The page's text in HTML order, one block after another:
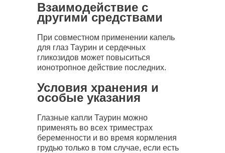
Взаимодействие с
другими средствами
При совместном применении капель
для глаз Таурин и сердечных
гликозидов может повыситься
ионотропное действие последних.
Условия хранения и
особые указания
Глазные капли Таурин можно
применять во всех триместрах
беременности и во время кормления
грудью только в том случае, если есть